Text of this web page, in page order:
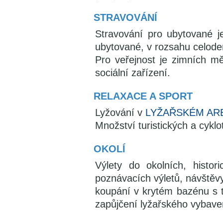
STRAVOVÁNÍ
Stravování pro ubytované
ubytované, v rozsahu
Pro veřejnost je zimních
sociální zařízení.
RELAXACE A SPORT
Lyžování v LYŽAŘSKÉM
Množství turistických a
OKOLÍ
Výlety do okolních,
poznávacích výletů,
koupání v krytém bazénu s
zapůjčení lyžařského